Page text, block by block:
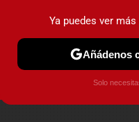
PRUEBAS COCHES
Ya puedes ver
Añádenos
Solo